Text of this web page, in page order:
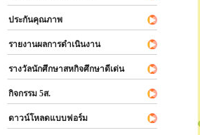
ประกันคุณภาพ
รายงานผลการดำเนินงาน
รางวัลนักศึกษาสหกิจศึกษาดีเด่น
กิจกรรม 5ส.
ดาวน์โหลดแบบฟอร์ม